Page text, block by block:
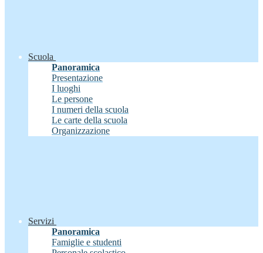
Scuola
Panoramica
Presentazione
I luoghi
Le persone
I numeri della scuola
Le carte della scuola
Organizzazione
Servizi
Panoramica
Famiglie e studenti